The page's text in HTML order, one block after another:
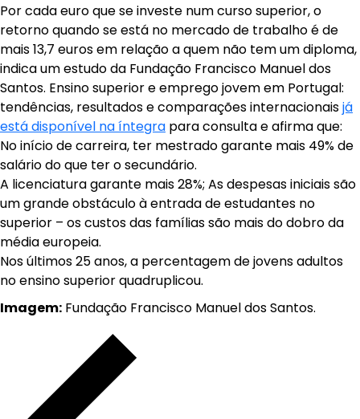
Por cada euro que se investe num curso superior, o
retorno quando se está no mercado de trabalho é de
mais 13,7 euros em relação a quem não tem um diploma,
indica um estudo da Fundação Francisco Manuel dos
Santos. Ensino superior e emprego jovem em Portugal:
tendências, resultados e comparações internacionaisjá
está disponível na íntegra para consulta e afirma que:
No início de carreira, ter mestrado garante mais 49% de
salário do que ter o secundário.
A licenciatura garante mais 28%; As despesas iniciais são
um grande obstáculo à entrada de estudantes no
superior – os custos das famílias são mais do dobro da
média europeia.
Nos últimos 25 anos, a percentagem de jovens adultos
no ensino superior quadruplicou.
Imagem: Fundação Francisco Manuel dos Santos.